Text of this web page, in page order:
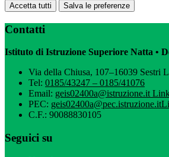
Accetta tutti Salva le preferenze
Contatti
Istituto di Istruzione Superiore Natta •
Via della Chiusa, 107–16039 Sestri
Tel: 0185/43247 – 0185/41076
Email: geis02400a@istruzione.it
PEC: geis02400a@pec.istruzione.it
C.F.: 90088830105
Seguici su